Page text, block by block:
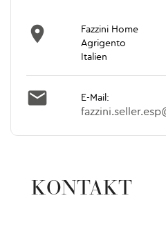

Fazzini Home
Agrigento
Italien
 E-Mail:
KONTAKT